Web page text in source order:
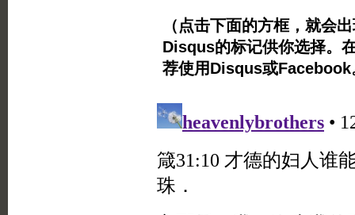
（点击下面的方框，就会
Disqus的标记供你选择。
荐使用Disqus或